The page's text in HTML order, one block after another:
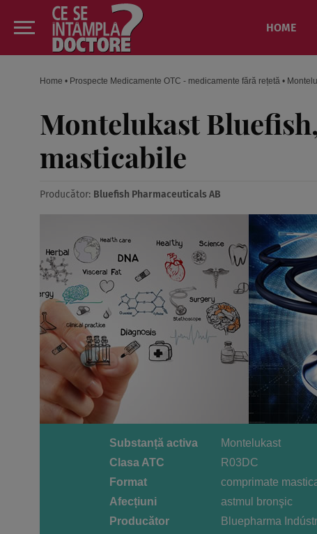
HOME
Home • Prospecte Medicamente OTC - medicamente fără rețetă •
Montelukast
masticabile
Producător: Bluefish Pharmaceuticals AB
Substanță activa
Montelukast
Clasa ATC
R03DC
Format
comprimate
Afecțiuni
astmul bronşic
Producător
Bluepharma